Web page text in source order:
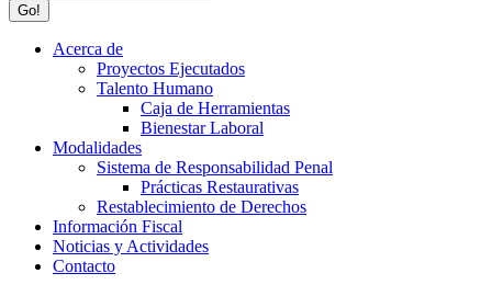
Acerca de
Proyectos Ejecutados
Talento Humano
Caja de Herramientas
Bienestar Laboral
Modalidades
Sistema de Responsabilidad Penal
Prácticas Restaurativas
Restablecimiento de Derechos
Información Fiscal
Noticias y Actividades
Contacto